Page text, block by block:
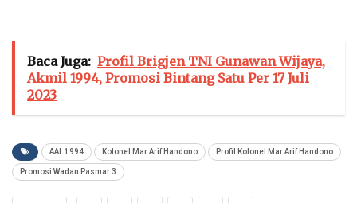
Baca Juga: Profil Brigjen TNI Gunawan Wijaya,
Akmil 1994, Promosi Bintang Satu Per 17 Juli
2023
AAL 1994 Kolonel Mar Arif Handono Profil Kolonel Mar Arif Handono
Promosi Wadan Pasmar 3